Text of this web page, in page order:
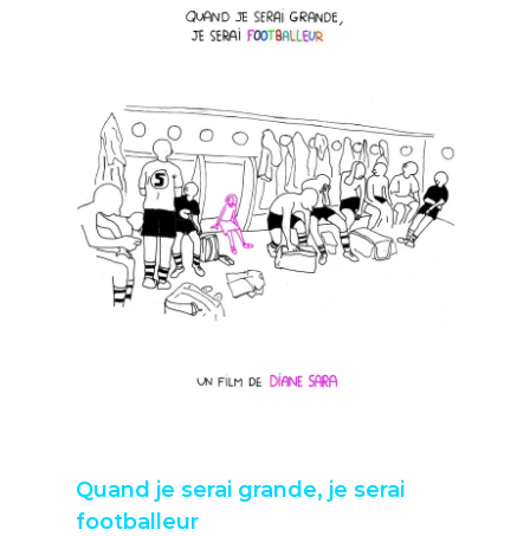
Quand je serai grande, je serai
footballeur